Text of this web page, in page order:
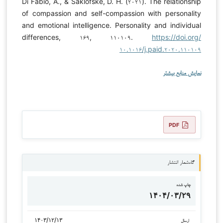
of compassion and self-compassion with personality
and emotional intelligence. Personality and individual
differences, ۱۶۹, ۱۱۰۱۰۹. https://doi.org/
۱۰.۱۰۱۶/j.paid.۲۰۲۰.۱۱۰۱۰۹
نمایش منابع بیشتر
PDF
گاه‌شمار انتشار
چاپ شده
۱۴۰۴/۰۳/۲۹
ارسال ۱۴۰۳/۱۲/۱۳